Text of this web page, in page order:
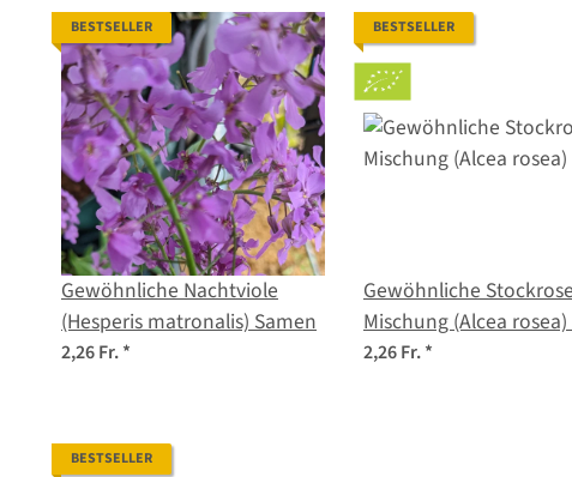
BESTSELLER
Gewöhnliche Nachtviole
(Hesperis matronalis) Samen
2,26 Fr.*
BESTSELLER
Gewöhnliche
Mischung (Alcea
Saatgut
2,26 Fr.*
BESTSELLER